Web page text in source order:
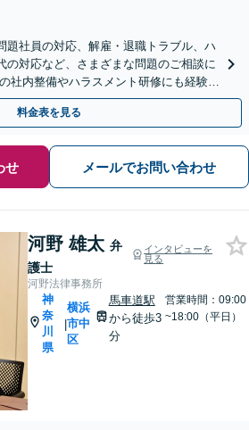
題社員の対応、解雇・退職トラブル、ハ
の対応など、さまざまな問題のご相談に
社内整備やハラスメント研修にも経験豊
【弁護士歴30年】
料金表を見る
せ メールでお問い合わせ
河野 雄太 弁
護士
インタビューを
見る
河野法律事務所
神
奈
川
県
|
横浜
市中
区
馬車道駅
から徒歩3
分
営業時間：09:00
~18:00（平日）